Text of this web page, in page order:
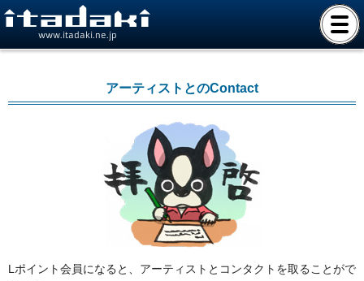
www.itadaki.ne.jp
アーティストとのContact
Lポイント会員になると、アーティストとコンタクトを取ることがで